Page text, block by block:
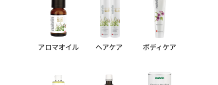
アロマオイル ヘアケア ボディケア